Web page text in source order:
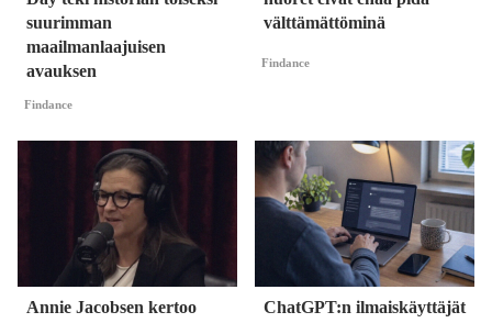
suurimman
maailmanlaajuisen
avauksen
Findance
välttämättöminä
Findance
Annie Jacobsen kertoo
ChatGPT:n ilmaiskäyttäjät